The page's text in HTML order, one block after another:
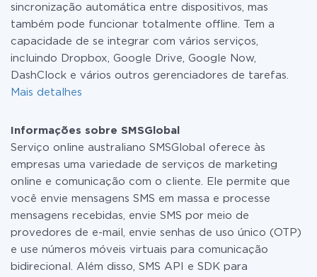
sincronização automática entre dispositivos, mas
também pode funcionar totalmente offline. Tem a
capacidade de se integrar com vários serviços,
incluindo Dropbox, Google Drive, Google Now,
DashClock e vários outros gerenciadores de tarefas.
Mais detalhes
Informações sobre SMSGlobal
Serviço online australiano SMSGlobal oferece às
empresas uma variedade de serviços de marketing
online e comunicação com o cliente. Ele permite que
você envie mensagens SMS em massa e processe
mensagens recebidas, envie SMS por meio de
provedores de e-mail, envie senhas de uso único (OTP)
e use números móveis virtuais para comunicação
bidirecional. Além disso, SMS API e SDK para